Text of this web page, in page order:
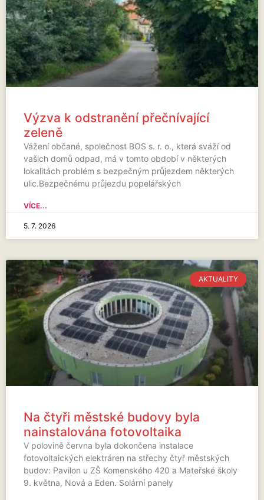
Výzva k odstranění přečnívající
zeleně
Vážení občané, společnost BOS s. r. o., která sváží od
vašich domů odpad, má v tomto období v některých
lokalitách problém s bezpečným průjezdem některých
ulic.Bezpečnému průjezdu popelářských
VÍCE...
5. 7. 2026
AKTUALITY
Na čtyři městské budovy byla
nainstalována fotovoltaika
V polovině června byla dokončena instalace
fotovoltaických elektráren na střechy čtyř městských
budov: Pavilon u ZŠ Komenského 420 a Mateřské školy
9. května, Nová a Eden. Solární panely